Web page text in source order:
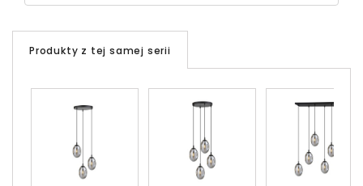
Produkty z tej samej serii